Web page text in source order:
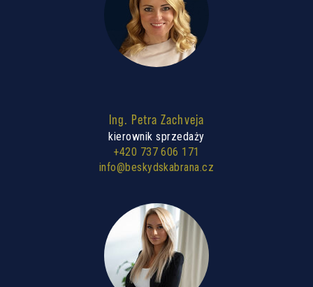
Ing. Petra Zachveja
kierownik sprzedaży
+420 737 606 171
info@beskydskabrana.cz